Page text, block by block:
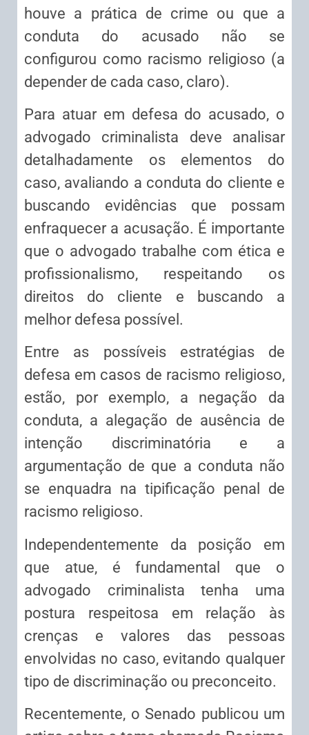
houve a prática de crime ou que a
conduta do acusado não se
configurou como racismo religioso (a
depender de cada caso, claro).
Para atuar em defesa do acusado, o
advogado criminalista deve analisar
detalhadamente os elementos do
caso, avaliando a conduta do cliente e
buscando evidências que possam
enfraquecer a acusação. É importante
que o advogado trabalhe com ética e
profissionalismo, respeitando os
direitos do cliente e buscando a
melhor defesa possível.
Entre as possíveis estratégias de
defesa em casos de racismo religioso,
estão, por exemplo, a negação da
conduta, a alegação de ausência de
intenção discriminatória e a
argumentação de que a conduta não
se enquadra na tipificação penal de
racismo religioso.
Independentemente da posição em
que atue, é fundamental que o
advogado criminalista tenha uma
postura respeitosa em relação às
crenças e valores das pessoas
envolvidas no caso, evitando qualquer
tipo de discriminação ou preconceito.
Recentemente, o Senado publicou um